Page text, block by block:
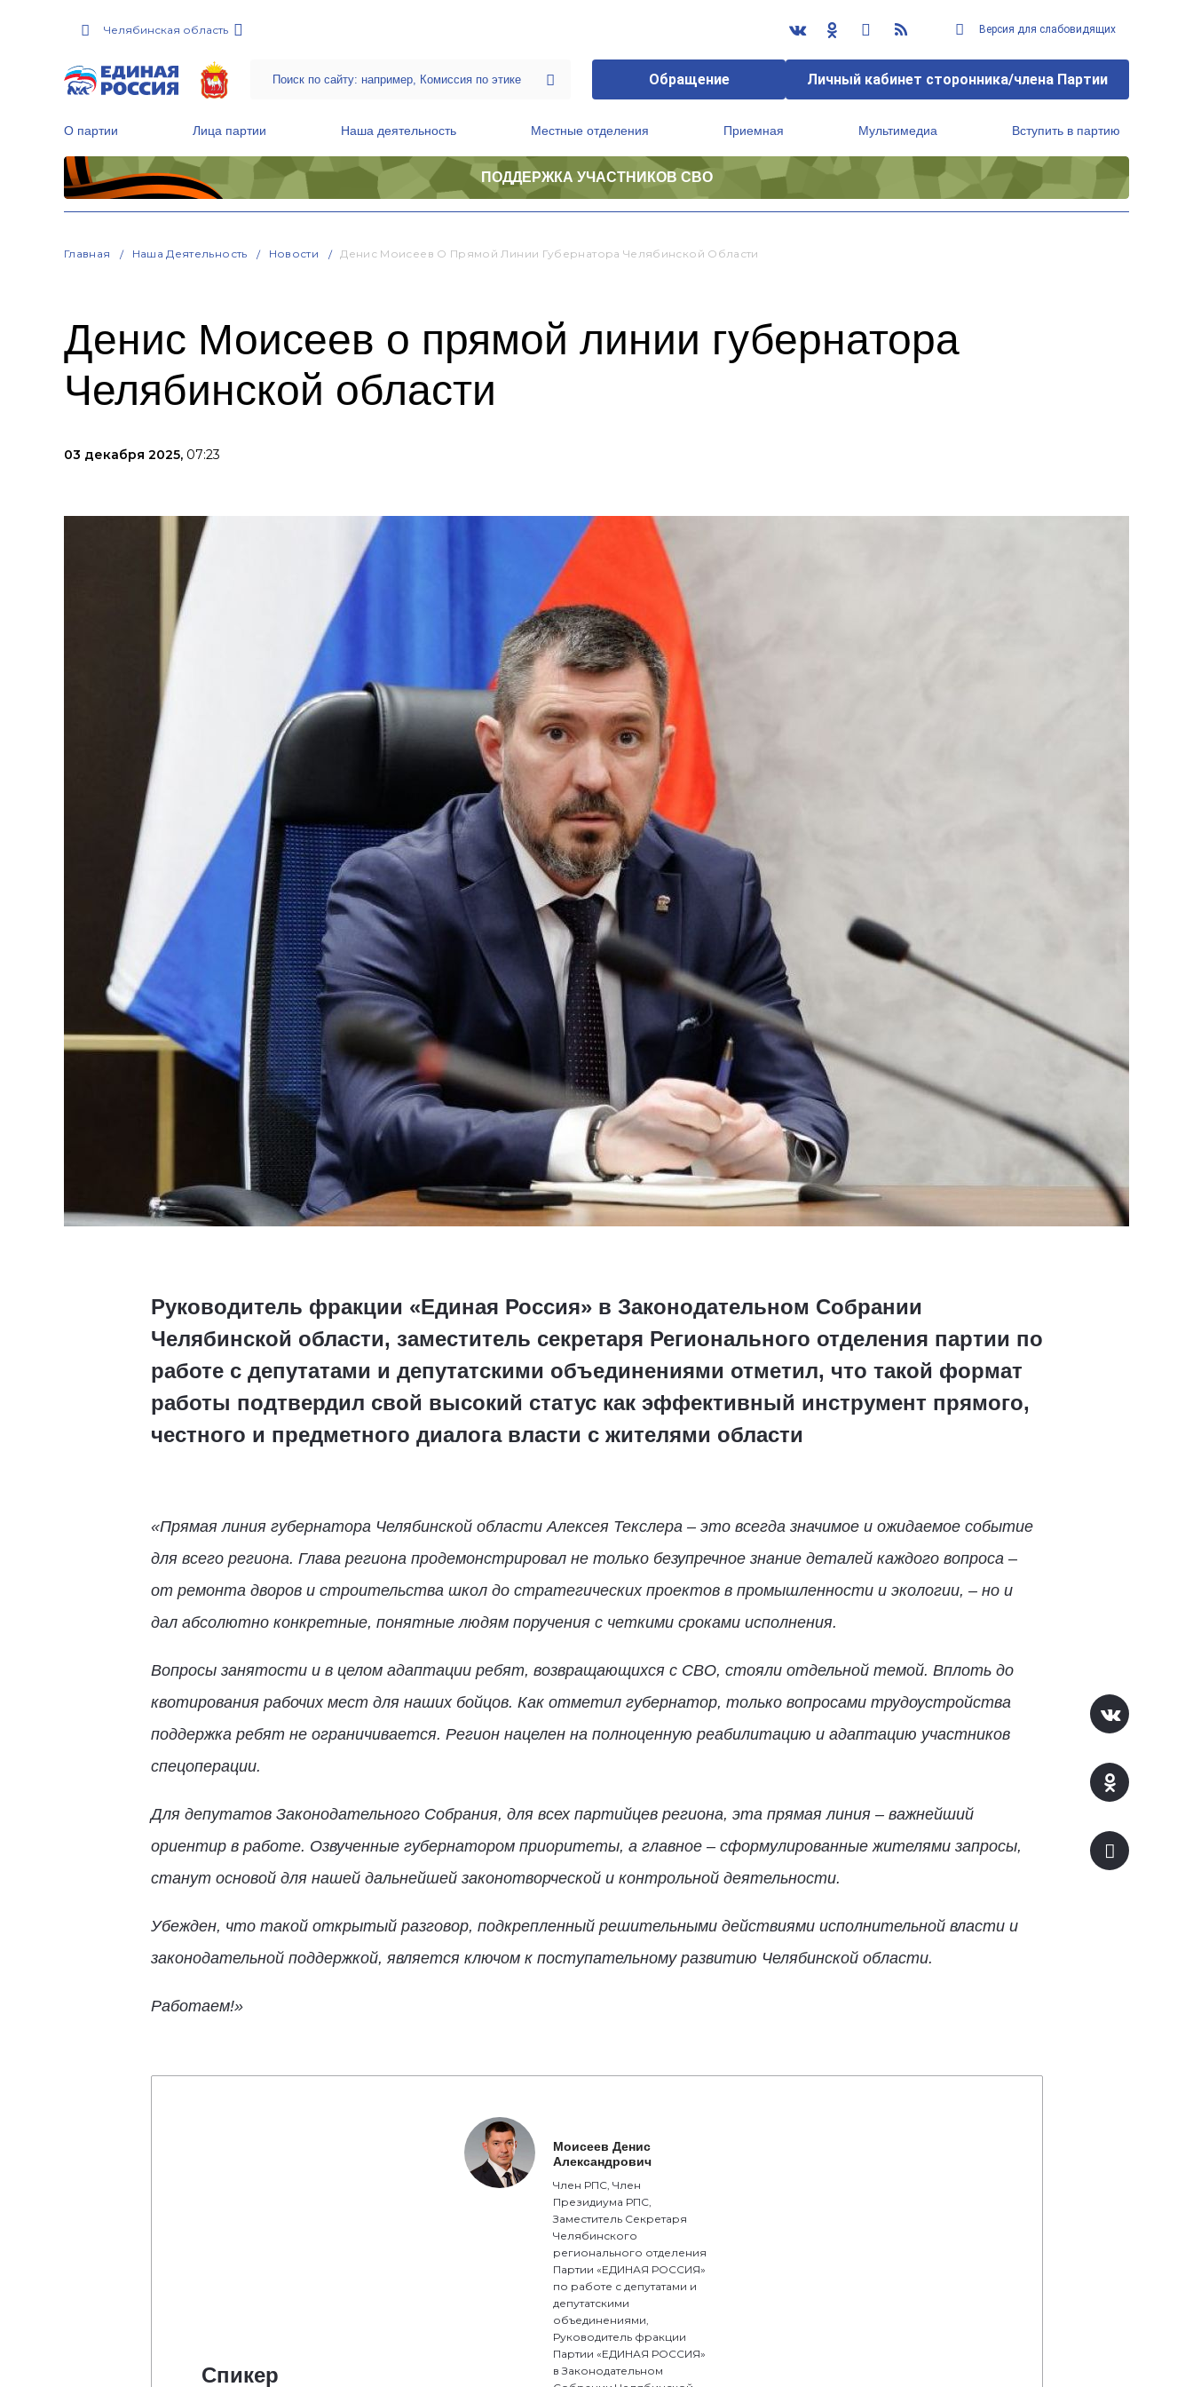
Челябинская область Версия для слабовидящих
Обращение Личный кабинет сторонника/члена Партии
О партии Лица партии Наша деятельность Местные отделения Приемная Мультимедиа Вступить в партию
ПОДДЕРЖКА УЧАСТНИКОВ СВО
Главная Наша Деятельность Новости Денис Моисеев О Прямой Линии Губернатора Челябинской Области
Денис Моисеев о прямой линии губернатора
Челябинской области
03 декабря 2025, 07:23
Руководитель фракции «Единая Россия» в Законодательном Собрании
Челябинской области, заместитель секретаря Регионального отделения партии по
работе с депутатами и депутатскими объединениями отметил, что такой формат
работы подтвердил свой высокий статус как эффективный инструмент прямого,
честного и предметного диалога власти с жителями области
«Прямая линия губернатора Челябинской области Алексея Текслера – это всегда значимое и ожидаемое событие
для всего региона. Глава региона продемонстрировал не только безупречное знание деталей каждого вопроса –
от ремонта дворов и строительства школ до стратегических проектов в промышленности и экологии, – но и
дал абсолютно конкретные, понятные людям поручения с четкими сроками исполнения.
Вопросы занятости и в целом адаптации ребят, возвращающихся с СВО, стояли отдельной темой. Вплоть до
квотирования рабочих мест для наших бойцов. Как отметил губернатор, только вопросами трудоустройства
поддержка ребят не ограничивается. Регион нацелен на полноценную реабилитацию и адаптацию участников
спецоперации.
Для депутатов Законодательного Собрания, для всех партийцев региона, эта прямая линия – важнейший
ориентир в работе. Озвученные губернатором приоритеты, а главное – сформулированные жителями запросы,
станут основой для нашей дальнейшей законотворческой и контрольной деятельности.
Убежден, что такой открытый разговор, подкрепленный решительными действиями исполнительной власти и
законодательной поддержкой, является ключом к поступательному развитию Челябинской области.
Работаем!»
Спикер
Моисеев Денис
Александрович
Член РПС, Член
Президиума РПС,
Заместитель Секретаря
Челябинского
регионального отделения
Партии «ЕДИНАЯ РОССИЯ»
по работе с депутатами и
депутатскими
объединениями,
Руководитель фракции
Партии «ЕДИНАЯ РОССИЯ»
в Законодательном